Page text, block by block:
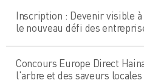
Inscription : Devenir visible à
le nouveau défi des
Concours Europe Direct
l'arbre et des saveurs locales